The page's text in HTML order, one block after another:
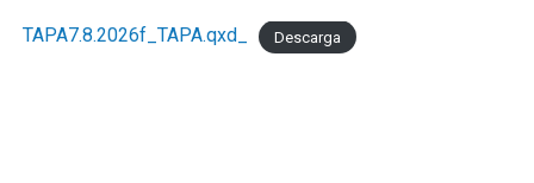
TAPA7.8.2026f_TAPA.qxd_ Descarga